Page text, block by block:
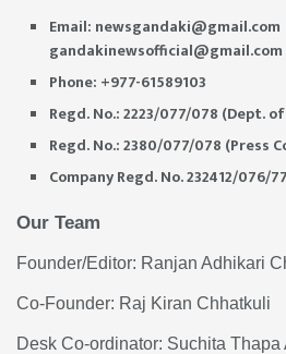
Email: newsgandaki@gmail.com
gandakinewsofficial@gmail.com
Phone: +977-61589103
Regd. No.: 2223/077/078 (Dept.
Regd. No.: 2380/077/078 (Press
Company Regd. No. 232412/076/77
Our Team
Founder/Editor: Ranjan Adhikari
Co-Founder: Raj Kiran Chhatkuli
Desk Co-ordinator: Suchita Thapa